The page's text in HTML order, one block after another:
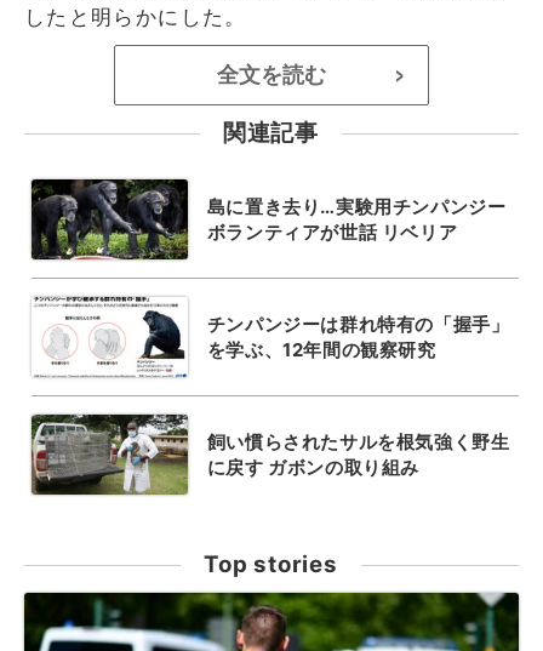
したと明らかにした。
全文を読む >
関連記事
島に置き去り…実験用チンパンジー
ボランティアが世話 リベリア
チンパンジーは群れ特有の「握手」
を学ぶ、12年間の観察研究
飼い慣らされたサルを根気強く野生
に戻す ガボンの取り組み
Top stories